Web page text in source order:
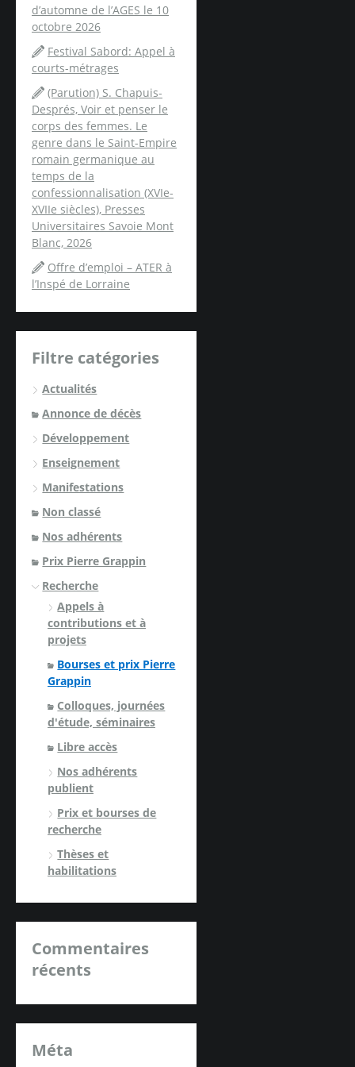
d’automne de l’AGES le 10
octobre 2026
Festival Sabord: Appel à
courts-métrages
(Parution) S. Chapuis-
Després, Voir et penser le
corps des femmes. Le
genre dans le Saint-Empire
romain germanique au
temps de la
confessionnalisation (XVIe-
XVIIe siècles), Presses
Universitaires Savoie Mont
Blanc, 2026
Offre d’emploi – ATER à
l’Inspé de Lorraine
Filtre catégories
Actualités
Annonce de décès
Développement
Enseignement
Manifestations
Non classé
Nos adhérents
Prix Pierre Grappin
Recherche
Appels à
contributions et à
projets
Bourses et prix Pierre
Grappin
Colloques, journées
d'étude, séminaires
Libre accès
Nos adhérents
publient
Prix et bourses de
recherche
Thèses et
habilitations
Commentaires
récents
Méta